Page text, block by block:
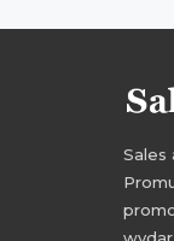
Sales